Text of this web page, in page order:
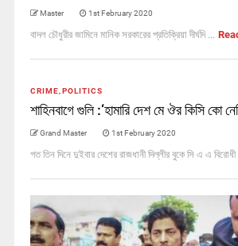
Master 1st February 2020
বাদল চৌধুরীর জামিনে মানিক সরকারের প্রতিক্রিয়া দীর্ঘদি ...
CRIME POLITICS
শাহিনবাগে গুলি :‘হামারি দেশ মে ঔর কিসি কো
Grand Master 1st February 2020
গত তিন দিনে দুইবার দেশের রাজধানী দিল্লীর বুকে সি এ এ